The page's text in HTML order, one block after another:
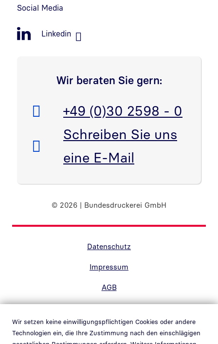
Wir setzen keine einwilligungspflichtigen Cookies oder andere
Technologien ein, die Ihre Zustimmung nach den einschlägigen
Social Media
Linkedin
Wir beraten Sie gern:
Telefon:
+49 (0)30 2598 - 0
E-Mail:
Schreiben Sie uns
eine E-Mail
© 2026 | Bundesdruckerei GmbH
Datenschutz
Impressum
AGB
Kontakt